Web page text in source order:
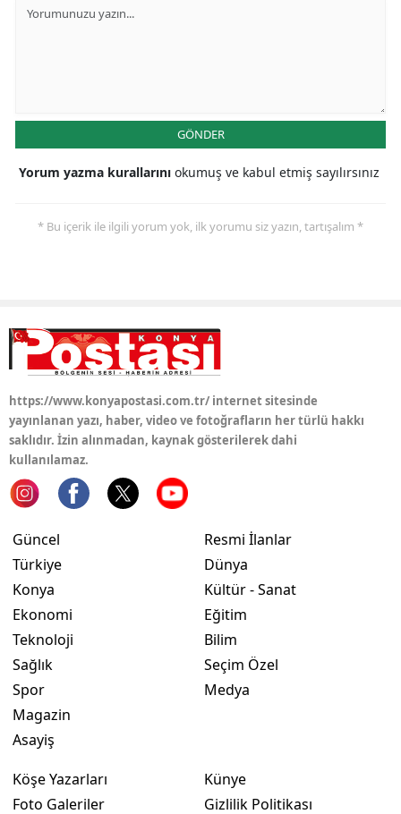
Mardin
Muş
Sakarya
Samsun
Tekirdağ
Trabzon
Van
GÖNDER
Yorum yazma kurallarını okumuş ve kabul etmiş sayılırsınız
* Bu içerik ile ilgili yorum yok, ilk yorumu siz yazın, tartışalım *
https://www.konyapostasi.com.tr/ internet sitesinde
yayınlanan yazı, haber, video ve fotoğrafların her türlü hakkı
saklıdır. İzin alınmadan, kaynak gösterilerek dahi
kullanılamaz.
Güncel
Türkiye
Konya
Ekonomi
Teknoloji
Sağlık
Spor
Magazin
Asayiş
Resmi İlanlar
Dünya
Kültür - Sanat
Eğitim
Bilim
Seçim Özel
Medya
Köşe Yazarları
Foto Galeriler
Künye
Gizlilik Politikası